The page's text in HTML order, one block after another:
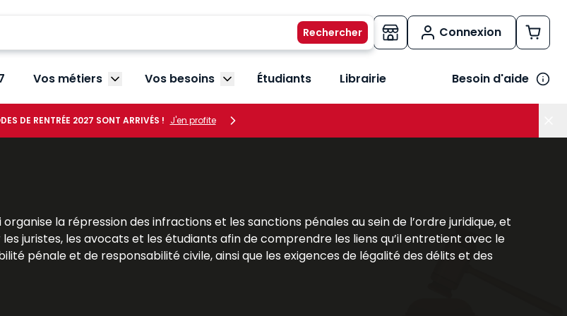
Connexion
Vos métiers Afficher le sous-menu Vos métiers
Vos besoins Afficher le sous-menu Vos besoins
Étudiants Librairie Besoin d'aide
DE RENTRÉE 2027 SONT ARRIVÉS ! J'en profite
la répression des infractions et les sanctions pénales au sein de l’ordre juridique, et
juristes, les avocats et les étudiants afin de comprendre les liens qu’il entretient avec le
pénale et de responsabilité civile, ainsi que les exigences de légalité des délits et des